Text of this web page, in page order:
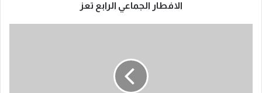
الافطار الجماعي الرابع تعز